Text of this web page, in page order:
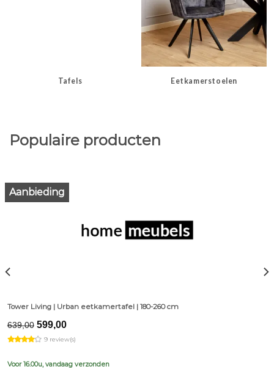
Tafels Eetkamerstoelen
Populaire producten
Aanbieding
Tower Living | Urban eetkamertafel | 180-260 cm
639,00 Original
price
was:
599,00Current
is:
9 review(s)
Voor 16.00u, vandaag verzonden